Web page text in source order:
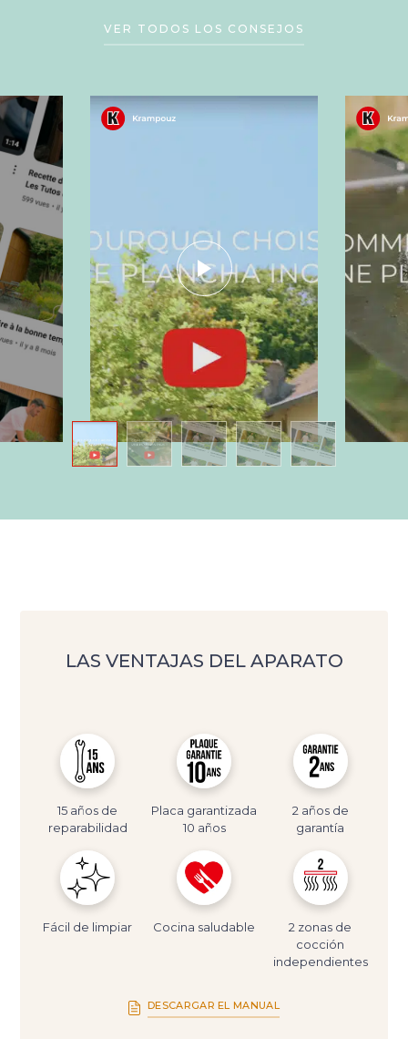
VER TODOS LOS CONSEJOS
LAS VENTAJAS DEL APARATO
15 años de
reparabilidad
Placa garantizada
10 años
2 años de
garantía
Fácil de limpiar Cocina saludable
2 zonas de
cocción
independientes
DESCARGAR EL MANUAL